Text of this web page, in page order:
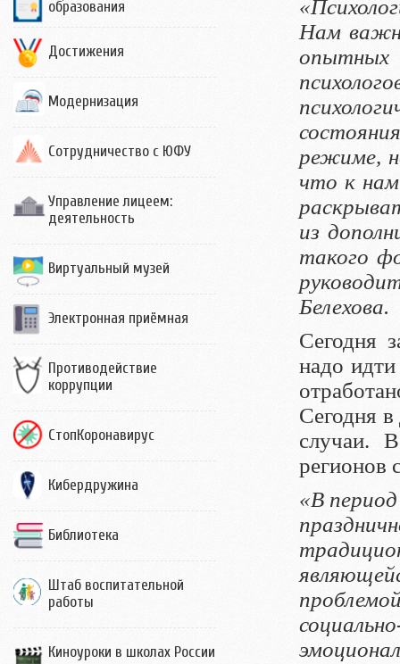
образования
Достижения
Модернизация
Сотрудничество с ЮФУ
Управление лицеем:
деятельность
Виртуальный музей
Электронная приёмная
Противодействие
коррупции
СтопКоронавирус
Кибердружина
Библиотека
Штаб воспитательной
работы
Киноуроки в школах России
Нам
опытных
режиме,
что к
из
такого
Белехова.
Сегодня
надо
Сегодня
случаи.
регионов
«В